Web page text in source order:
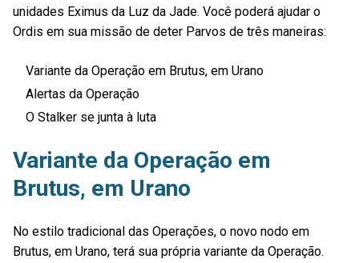
unidades Eximus da Luz da Jade. Você poderá ajudar o
Ordis em sua missão de deter Parvos de três maneiras:
Variante da Operação em Brutus, em Urano
Alertas da Operação
O Stalker se junta à luta
Variante da Operação em
Brutus, em Urano
No estilo tradicional das Operações, o novo nodo em
Brutus, em Urano, terá sua própria variante da Operação.